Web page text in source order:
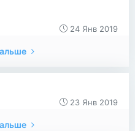
24 Янв 2019
23 Янв 2019